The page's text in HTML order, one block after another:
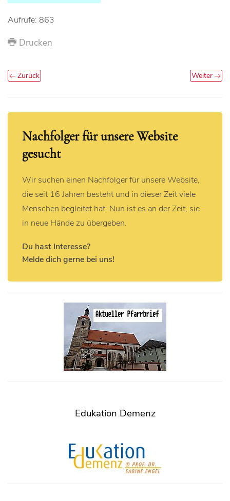
Aufrufe: 863
Drucken
Zurück Weiter
Nachfolger für unsere Website
gesucht
Wir suchen einen Nachfolger für unsere Website,
die seit 16 Jahren besteht und in dieser Zeit viele
Menschen begleitet hat. Nun ist es an der Zeit, sie
in neue Hände zu übergeben.
Du hast Interesse?
Melde dich gerne bei uns!
Edukation Demenz